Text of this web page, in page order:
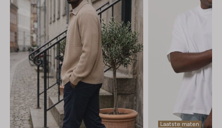
Laatste maten